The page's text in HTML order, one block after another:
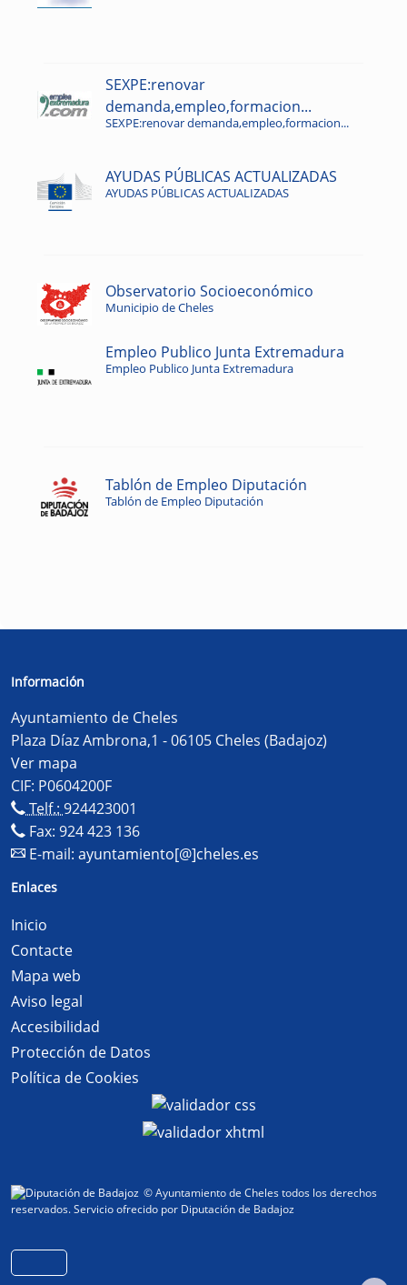
SEXPE:renovar
demanda,empleo,formacion...
SEXPE:renovar demanda,empleo,formacion...
AYUDAS PÚBLICAS ACTUALIZADAS
AYUDAS PÚBLICAS ACTUALIZADAS
Observatorio Socioeconómico
Municipio de Cheles
Empleo Publico Junta Extremadura
Empleo Publico Junta Extremadura
Tablón de Empleo Diputación
Tablón de Empleo Diputación
Información
Ayuntamiento de Cheles
Plaza Díaz Ambrona,1 - 06105 Cheles (Badajoz)
Ver mapa
CIF: P0604200F
Telf.: 924423001
Fax: 924 423 136
E-mail: ayuntamiento[@]cheles.es
Enlaces
Inicio
Contacte
Mapa web
Aviso legal
Accesibilidad
Protección de Datos
Política de Cookies
© Ayuntamiento de Cheles todos los derechos
reservados.Servicio ofrecido por Diputación de Badajoz